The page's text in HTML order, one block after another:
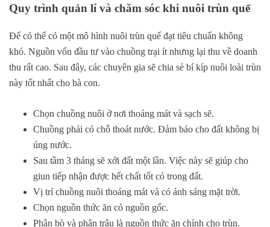
Quy trình quản lí và chăm sóc khi nuôi trùn quế
Để có thể có một mô hình nuôi trùn quế đạt tiêu chuẩn không
khó. Nguồn vốn đầu tư vào chuồng trại ít nhưng lại thu về doanh
thu rất cao. Sau đây, các chuyên gia sẽ chia sẻ bí kíp nuôi loài trùn
này tốt nhất cho bà con.
Chọn chuồng nuôi ở nơi thoáng mát và sạch sẽ.
Chuồng phải có chỗ thoát nước. Đảm bảo cho đất không bị
úng nước.
Sau tầm 3 tháng sẽ xới đất một lần. Việc này sẽ giúp cho
giun tiếp nhận được hết chất tốt có trong đất.
Vị trí chuồng nuôi thoáng mát và có ánh sáng mặt trời.
Chọn nguồn thức ăn có nguồn gốc.
Phân bò và phân trâu là nguồn thức ăn chính cho trùn.